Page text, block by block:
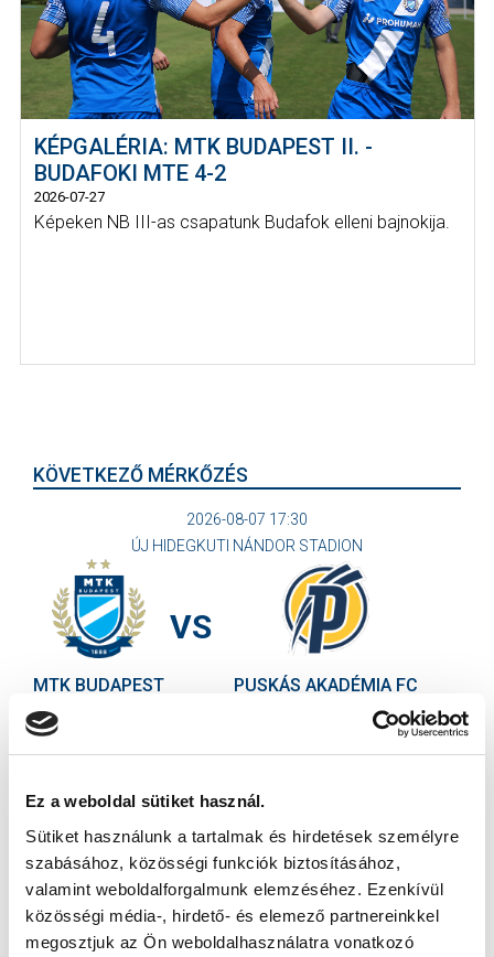
Ez a weboldal sütiket használ.
Sütiket használunk a tartalmak és hirdetések személyre
szabásához, közösségi funkciók biztosításához,
valamint weboldalforgalmunk elemzéséhez. Ezenkívül
közösségi média-, hirdető- és elemező partnereinkkel
megosztjuk az Ön weboldalhasználatra vonatkozó
KÉPGALÉRIA: MTK BUDAPEST II. -
BUDAFOKI MTE 4-2
2026-07-27
Képeken NB III-as csapatunk Budafok elleni bajnokija.
KÖVETKEZŐ MÉRKŐZÉS
2026-08-07 17:30
ÚJ HIDEGKUTI NÁNDOR STADION
MTK BUDAPEST
VS
PUSKÁS AKADÉMIA FC
MTK BUDAPEST HÍRLEVÉL
hírlevelünkre: